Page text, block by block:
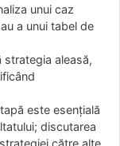
unui caz
a unui tabel de
strategia aleasă,
este esențială
discutarea
către alte